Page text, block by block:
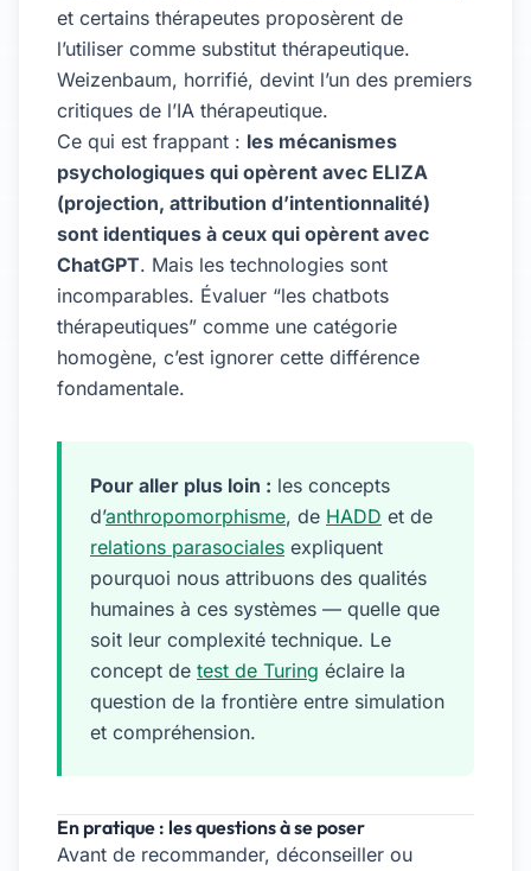
et certains thérapeutes proposèrent de
l’utiliser comme substitut thérapeutique.
Weizenbaum, horrifié, devint l’un des premiers
critiques de l’IA thérapeutique.
Ce qui est frappant : les mécanismes
psychologiques qui opèrent avec ELIZA
(projection, attribution d’intentionnalité)
sont identiques à ceux qui opèrent avec
ChatGPT. Mais les technologies sont
incomparables. Évaluer “les chatbots
thérapeutiques” comme une catégorie
homogène, c’est ignorer cette différence
fondamentale.
Pour aller plus loin : les concepts
d’anthropomorphisme, de HADD et de
relations parasociales expliquent
pourquoi nous attribuons des qualités
humaines à ces systèmes — quelle que
soit leur complexité technique. Le
concept de test de Turing éclaire la
question de la frontière entre simulation
et compréhension.
En pratique : les questions à se poser
Avant de recommander, déconseiller ou